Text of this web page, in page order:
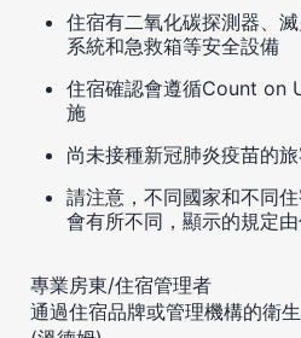
住宿有二氧化碳探測器、
系統和急救箱等安全設備
住宿確認會遵循Count on
施
尚未接種新冠肺炎疫苗的
請注意，不同國家和不同
會有所不同，顯示的規定
專業房東/住宿管理者
通過住宿品牌或管理機構的衛